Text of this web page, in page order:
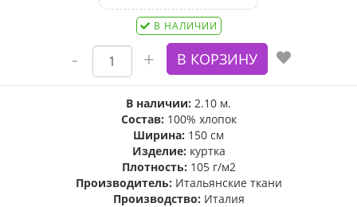
В НАЛИЧИИ
В наличии: 2.10 м.
Состав: 100% хлопок
Ширина: 150 см
Изделие: куртка
Плотность: 105 г/м2
Производитель: Итальянские ткани
Производство: Италия